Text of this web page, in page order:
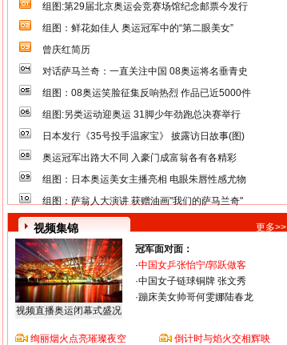
组图:第29届北京奥运会竞赛场馆纪念邮票今发行
组图：鲜花如佳人 奥运冠军中的“第二眼美女”
曾庆红简历
对话萨马兰奇：一直关注中国 08奥运将名垂青史
组图：08奥运笑脸征集反响热烈 作品已近5000件
组图:另类运动迎奥运 31脚少年劲跑总决赛举行
日本发行《35号投手温家宝》 披露访日故事(图)
奥运冠军出路大不同 入豪门成富翁各有各精彩
组图：日本奥运美女主播亮相 电眼朱唇性感尤物
组图：萨翁人大演讲 获赠油画"我们的萨马兰奇"
视频集锦 更多>>
视频直播奥运闭幕式盛况
冠军面对面：
·中国女乒张怡宁/郭跃做客
·中国女子链球铜牌 张文秀
·蹦床美女帅哥何雯娜陆春龙
绚丽烟火点亮璀璨夜空
倒计时与焰火交相辉映